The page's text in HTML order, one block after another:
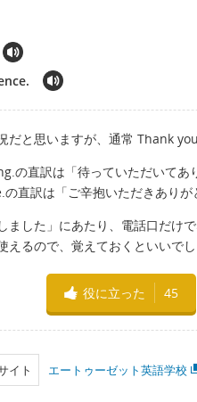
だと思いますが、通常 Thank
の直訳は「待っていただいてあ
訳は「ご辛抱いただきありが
ました」にあたり、電話口だけ
るので、覚えておくといいでし
役に立った 45
イト エートゥーゼット英語学校